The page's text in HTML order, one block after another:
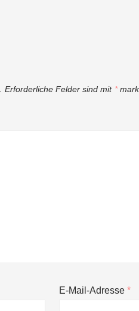
Erforderliche Felder sind mit *
E-Mail-Adresse *